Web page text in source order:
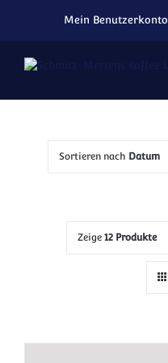
Mein Benutzerkonto
Sortieren nach Datum
Zeige 12 Produkte